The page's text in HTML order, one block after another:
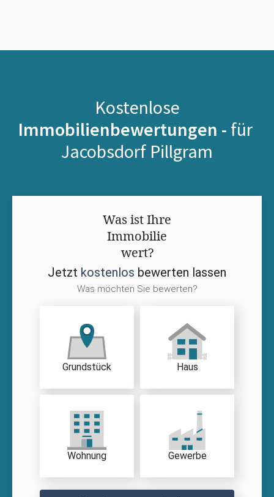
Kostenlose
Immobilienbewertungen - für
Jacobsdorf Pillgram
Was ist Ihre
Immobilie
wert?
Jetzt kostenlos bewerten lassen
Was möchten Sie bewerten?
Grundstück Haus
Wohnung Gewerbe